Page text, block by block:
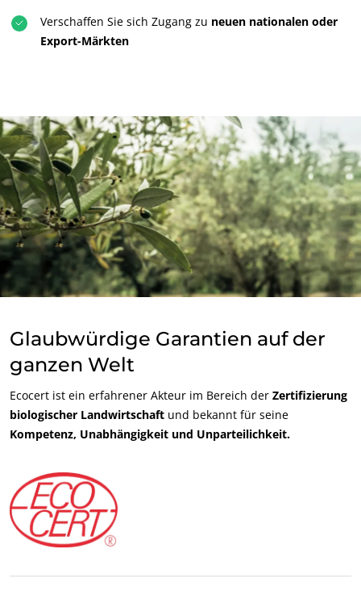
Mit unseren Services handeln
Innovation mit unserem Ökosystem
Verschaffen Sie sich Zugang zu neuen nationalen oder
Export-Märkten
Glaubwürdige Garantien auf der
ganzen Welt
Ecocert ist ein erfahrener Akteur im Bereich der Zertifizierung
biologischer Landwirtschaft und bekannt für seine
Kompetenz, Unabhängigkeit und Unparteilichkeit.